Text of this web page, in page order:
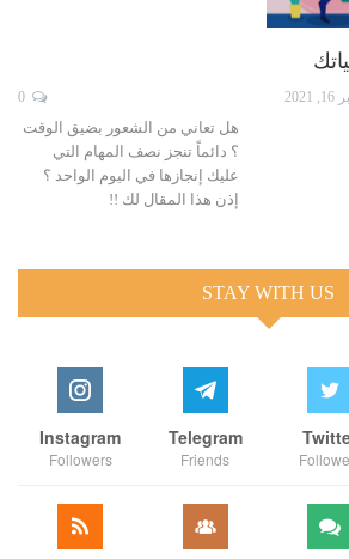
هل تعاني من الشعور بضيق الوقت
؟ دائماً تنجز نصف المهام التي
عليك إنجازها في اليوم الواحد ؟
إذن هذا المقال لك !!
STAY WITH US
Telegram
Friends
Instagram
Followers